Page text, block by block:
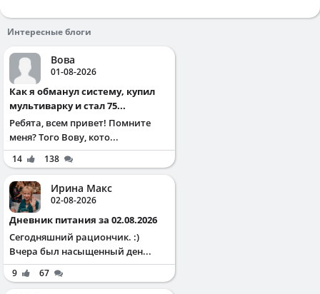
Интересные блоги
Вова
01-08-2026
Как я обманул систему, купил
мультиварку и стал 75...
Ребята, всем привет! Помните
меня? Того Вову, кото...
14 138
Ирина Макс
02-08-2026
Дневник питания за 02.08.2026
Сегодняшний рациончик. :)
Вчера был насыщенный ден...
9 67